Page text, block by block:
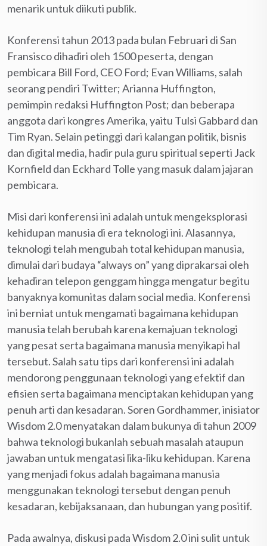
menarik untuk diikuti publik.
Konferensi tahun 2013 pada bulan Februari di San
Fransisco dihadiri oleh 1500 peserta, dengan
pembicara Bill Ford, CEO Ford; Evan Williams, salah
seorang pendiri Twitter; Arianna Huffington,
pemimpin redaksi Huffington Post; dan beberapa
anggota dari kongres Amerika, yaitu Tulsi Gabbard dan
Tim Ryan. Selain petinggi dari kalangan politik, bisnis
dan digital media, hadir pula guru spiritual seperti Jack
Kornfield dan Eckhard Tolle yang masuk dalam jajaran
pembicara.
Misi dari konferensi ini adalah untuk mengeksplorasi
kehidupan manusia di era teknologi ini. Alasannya,
teknologi telah mengubah total kehidupan manusia,
dimulai dari budaya “always on” yang diprakarsai oleh
kehadiran telepon genggam hingga mengatur begitu
banyaknya komunitas dalam social media. Konferensi
ini berniat untuk mengamati bagaimana kehidupan
manusia telah berubah karena kemajuan teknologi
yang pesat serta bagaimana manusia menyikapi hal
tersebut. Salah satu tips dari konferensi ini adalah
mendorong penggunaan teknologi yang efektif dan
efisien serta bagaimana menciptakan kehidupan yang
penuh arti dan kesadaran. Soren Gordhammer, inisiator
Wisdom 2.0 menyatakan dalam bukunya di tahun 2009
bahwa teknologi bukanlah sebuah masalah ataupun
jawaban untuk mengatasi lika-liku kehidupan. Karena
yang menjadi fokus adalah bagaimana manusia
menggunakan teknologi tersebut dengan penuh
kesadaran, kebijaksanaan, dan hubungan yang positif.
Pada awalnya, diskusi pada Wisdom 2.0 ini sulit untuk